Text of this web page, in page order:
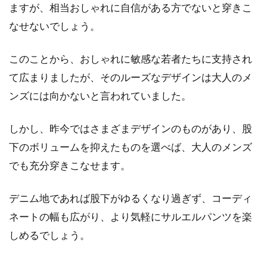
る場所です。...
ジーンズはストレート？スキニー？
体形別のおすすめはこれ！
らく多くの方が一本は持っているでしょう。
と...
春夏はデニム×ローファーで大人レ
ディースコーデを楽しもう
ますが、相当おしゃれに自信がある方でないと穿きこ
なせないでしょう。
このことから、おしゃれに敏感な若者たちに支持され
て広まりましたが、そのルーズなデザインは大人のメ
ンズには向かないと言われていました。
しかし、昨今ではさまざまデザインのものがあり、股
下のボリュームを抑えたものを選べば、大人のメンズ
でも充分穿きこなせます。
デニム地であれば股下がゆるくなり過ぎず、コーディ
ネートの幅も広がり、より気軽にサルエルパンツを楽
しめるでしょう。